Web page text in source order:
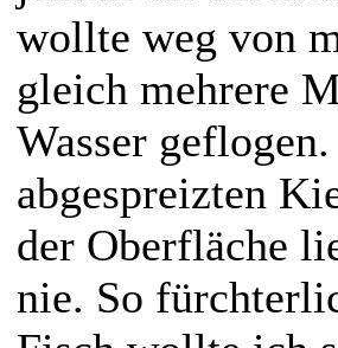
wollte weg von
gleich mehrere
Wasser
abgespreizten
der Oberfläche
nie. So